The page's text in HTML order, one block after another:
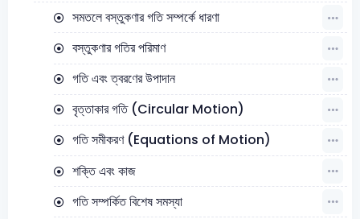
সমতলে বস্তুকণার গতি সম্পর্কে ধারণা
বস্তুকণার গতির পরিমাণ
গতি এবং ত্বরণের উপাদান
বৃত্তাকার গতি (Circular Motion)
গতি সমীকরণ (Equations of Motion)
শক্তি এবং কাজ
গতি সম্পর্কিত বিশেষ সমস্যা